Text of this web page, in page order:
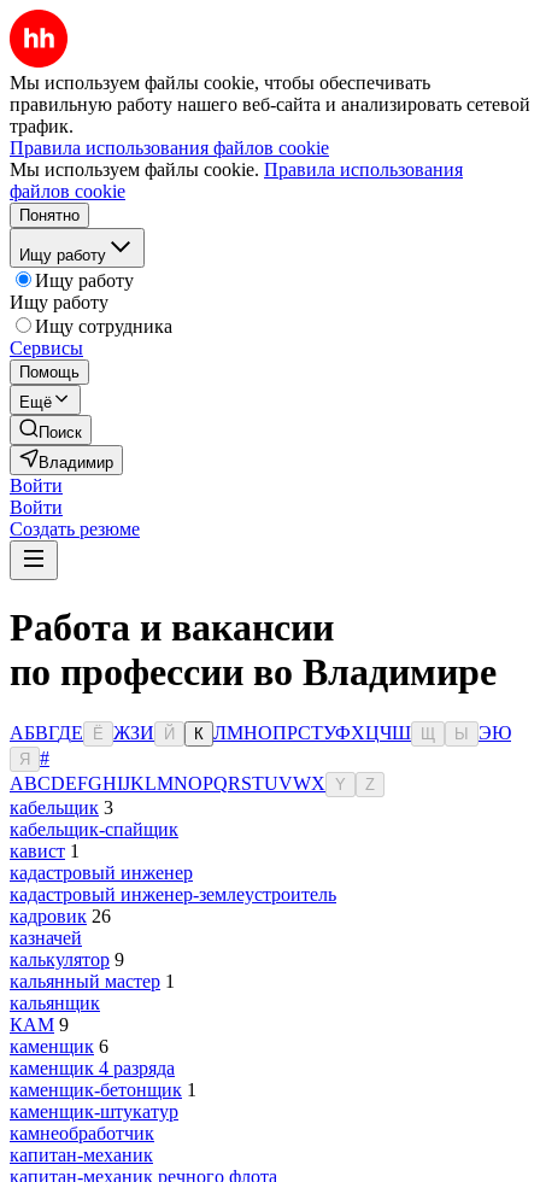
Мы используем файлы cookie, чтобы обеспечивать
правильную работу нашего веб-сайта и анализировать сетевой
трафик.
Правила использования файлов cookie
Мы используем файлы cookie. Правила использования
файлов cookie
Понятно
Ищу работу
Ищу работу
Ищу работу
Ищу сотрудника
Сервисы
Помощь
Ещё
Поиск
Владимир
Войти
Войти
Создать резюме
Работа и вакансии
по профессии во Владимире
АБВГДЕ Ё ЖЗИ Й К ЛМНОПРСТУФХЦЧШ Ы ЭЮ
Я
#
ABCDEFGHIJKLMNOPQRSTUVWX Y Z
кабельщик 3
кабельщик-спайщик
кавист 1
кадастровый инженер
кадастровый инженер-землеустроитель
кадровик 26
казначей
калькулятор 9
кальянный мастер 1
кальянщик
КАМ 9
каменщик 6
каменщик 4 разряда
каменщик-бетонщик 1
каменщик-штукатур
камнеобработчик
капитан-механик
капитан-механик речного флота